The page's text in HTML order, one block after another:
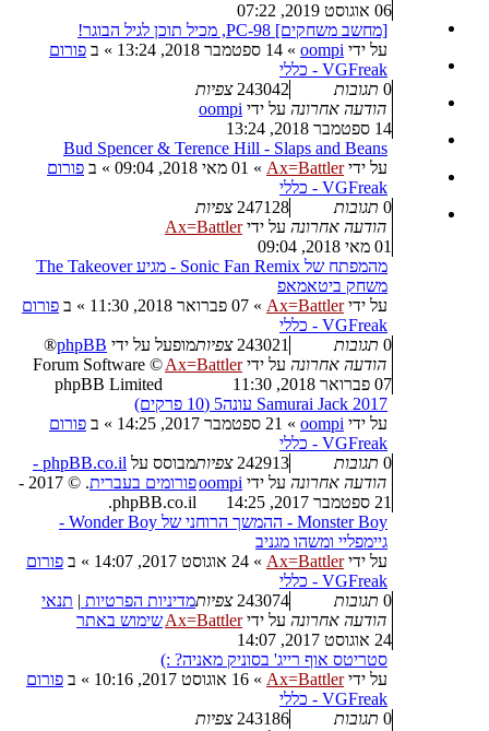
06 אוגוסט 2019, 07:22
[מחשב משחקים] PC-98, מכיל תוכן לגיל הבוגר!
על ידי oompi
» 14 ספטמבר 2018, 13:24 » ב פורום
VGFreak - כללי
0 תגובות 243042 צפיות
הודעה אחרונה על ידי oompi
14 ספטמבר 2018, 13:24
Bud Spencer & Terence Hill - Slaps and Beans
על ידיAx=Battler
» 01 מאי 2018, 09:04 » ב פורום
VGFreak - כללי
0 תגובות 247128 צפיות
הודעה אחרונה על ידיAx=Battler
01 מאי 2018, 09:04
מהמפתח של Sonic Fan Remix - מגיע The Takeover
משחק ביטאמאפ
על ידיAx=Battler
» 07 פברואר 2018, 11:30 » ב פורום
VGFreak - כללי
0 תגובות 243021 צפיות
הודעה אחרונה על ידיAx=Battler
07 פברואר 2018, 11:30
Samurai Jack 2017 עונה5 (10 פרקים)
על ידי oompi
» 21 ספטמבר 2017, 14:25 » ב פורום
VGFreak - כללי
0 תגובות 242913 צפיות
הודעה אחרונה על ידי oompi
21 ספטמבר 2017, 14:25
Monster Boy - ההמשך הרוחני של Wonder Boy -
גיימפליי ומשהו מגניב
על ידיAx=Battler
» 24 אוגוסט 2017, 14:07 » ב פורום
VGFreak - כללי
0 תגובות 243074 צפיות
הודעה אחרונה על ידיAx=Battler
24 אוגוסט 2017, 14:07
סטריטס אוף רייג' בסוניק מאניה? :)
על ידיAx=Battler
» 16 אוגוסט 2017, 10:16 » ב פורום
VGFreak - כללי
0 תגובות 243186 צפיות
מופעל על ידי phpBB
®
Forum Software ©
phpBB Limited
מבוסס על
phpBB.co.il -
פורומים בעברית
. © 2017 -
phpBB.co.il.
מדיניות הפרטיות | תנאי
שימוש באתר